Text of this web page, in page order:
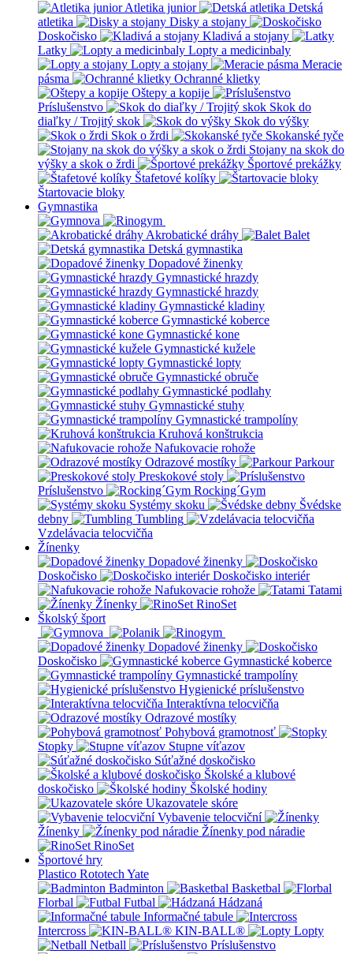
Atletika junior
Detská
atletika
Disky a stojany
Doskočisko
Kladivá a stojany
Latky
Lopty a medicinbaly
Lopty a stojany
Meracie
pásma
Ochranné klietky
Oštepy a kopije
Príslušenstvo
Skok do
diaľky / Trojitý skok
Skok do výšky
Skok o žrdi
Skokanské tyče
Stojany na skok do
výšky a skok o žrdi
Športové prekážky
Štafetové kolíky
Štartovacie bloky
Gymnastika
Akrobatické dráhy
Balet
Detská gymnastika
Dopadové žinenky
Gymnastické hrazdy
Gymnastické hrazdy
Gymnastické kladiny
Gymnastické koberce
Gymnastické kone
Gymnastické kužele
Gymnastické lopty
Gymnastické obruče
Gymnastické podlahy
Gymnastické stuhy
Gymnastické trampolíny
Kruhová konštrukcia
Nafukovacie rohože
Odrazové mostíky
Parkour
Preskokové stoly
Príslušenstvo
Rocking´Gym
Systémy skoku
Švédske
debny
Tumbling
Vzdelávacia telocvičňa
Žínenky
Dopadové žinenky
Doskočisko
Doskočisko interiér
Nafukovacie rohože
Tatami
Žínenky
RinoSet
Školský šport
Dopadové žinenky
Doskočisko
Gymnastické koberce
Gymnastické trampolíny
Hygienické príslušenstvo
Interaktívna telocvičňa
Odrazové mostíky
Pohybová gramotnosť
Stopky
Stupne víťazov
Súťažné doskočisko
Školské a klubové
doskočisko
Školské hodiny
Ukazovatele skóre
Vybavenie telocviční
Žínenky
Žínenky pod náradie
RinoSet
Športové hry
Plastico Rototech Yate
Badminton
Basketbal
Florbal
Futbal
Hádzaná
Informačné tabule
Intercross
KIN-BALL®
Lopty
Netball
Príslušenstvo